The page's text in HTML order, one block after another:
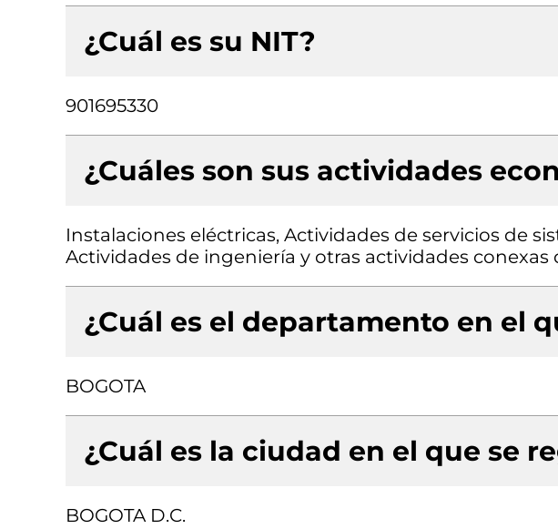
¿Cuál es su NIT?
901695330
¿Cuáles son sus actividades
Instalaciones eléctricas, Actividades de servicios de
Actividades de ingeniería y otras actividades
¿Cuál es el departamento en el
BOGOTA
¿Cuál es la ciudad en el que se
BOGOTA D.C.